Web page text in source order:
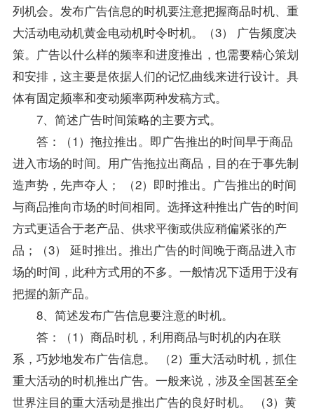
列机会。发布广告信息的时机要注意把握商品时机、重
大活动电动机黄金电动机时令时机。（3） 广告频度决
策。广告以什么样的频率和进度推出，也需要精心策划
和安排，这主要是依据人们的记忆曲线来进行设计。具
体有固定频率和变动频率两种发稿方式。
7、简述广告时间策略的主要方式。
答：（1）拖拉推出。即广告推出的时间早于商品
进入市场的时间。用广告拖拉出商品，目的在于事先制
造声势，先声夺人； （2）即时推出。广告推出的时间
与商品推向市场的时间相同。选择这种推出广告的时间
方式更适合于老产品、供求平衡或供应稍偏紧张的产
品；（3） 延时推出。推出广告的时间晚于商品进入市
场的时间，此种方式用的不多。一般情况下适用于没有
把握的新产品。
8、简述发布广告信息要注意的时机。
答：（1）商品时机，利用商品与时机的内在联
系，巧妙地发布广告信息。 （2）重大活动时机，抓住
重大活动的时机推出广告。一般来说，涉及全国甚至全
世界注目的重大活动是推出广告的良好时机。 （3）黄